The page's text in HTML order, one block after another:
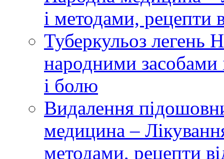
і методами, рецепти
Туберкульоз легень
народними засобами
і болю
Видалення
медицина –
методами, рецепти